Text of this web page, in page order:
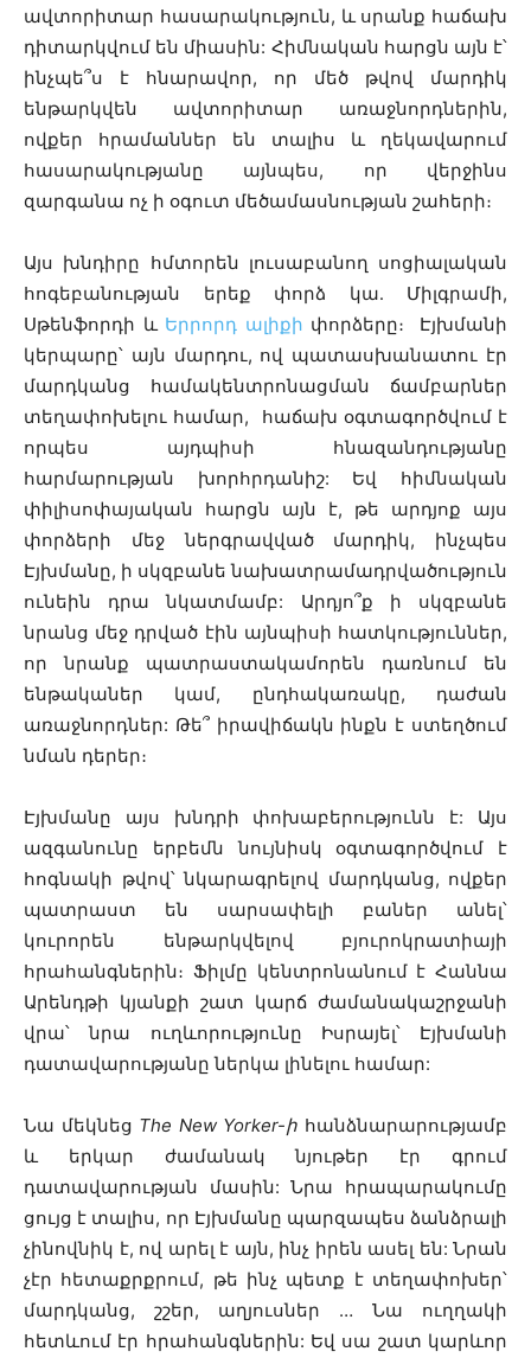
ավտորիտար հասարակություն, և սրանք հաճախ
դիտարկվում են միասին: Հիմնական հարցն այն է՝
ինչպե՞ս է հնարավոր, որ մեծ թվով մարդիկ
ենթարկվեն ավտորիտար առաջնորդներին,
ովքեր հրամաններ են տալիս և ղեկավարում
հասարակությանը այնպես, որ վերջինս
զարգանա ոչ ի օգուտ մեծամասնության շահերի։
Այս խնդիրը հմտորեն լուսաբանող սոցիալական
հոգեբանության երեք փորձ կա․ Միլգրամի,
Սթենֆորդի և Երրորդ ալիքի փորձերը։ Էյխմանի
կերպարը՝ այն մարդու, ով պատասխանատու էր
մարդկանց համակենտրոնացման ճամբարներ
տեղափոխելու համար, հաճախ օգտագործվում է
որպես այդպիսի հնազանդությանը
հարմարության խորհրդանիշ: Եվ հիմնական
փիլիսոփայական հարցն այն է, թե արդյոք այս
փորձերի մեջ ներգրավված մարդիկ, ինչպես
Էյխմանը, ի սկզբանե նախատրամադրվածություն
ունեին դրա նկատմամբ: Արդյո՞ք ի սկզբանե
նրանց մեջ դրված էին այնպիսի հատկություններ,
որ նրանք պատրաստակամորեն դառնում են
ենթականեր կամ, ընդհակառակը, դաժան
առաջնորդներ: Թե՞ իրավիճակն ինքն է ստեղծում
նման դերեր։
Էյխմանը այս խնդրի փոխաբերությունն է: Այս
ազգանունը երբեմն նույնիսկ օգտագործվում է
հոգնակի թվով՝ նկարագրելով մարդկանց, ովքեր
պատրաստ են սարսափելի բաներ անել՝
կուրորեն ենթարկվելով բյուրոկրատիայի
հրահանգներին։ Ֆիլմը կենտրոնանում է Հաննա
Արենդթի կյանքի շատ կարճ ժամանակաշրջանի
վրա՝ նրա ուղևորությունը Իսրայել՝ Էյխմանի
դատավարությանը ներկա լինելու համար:
Նա մեկնեց The New Yorker-ի հանձնարարությամբ
և երկար ժամանակ նյութեր էր գրում
դատավարության մասին: Նրա հրապարակումը
ցույց է տալիս, որ Էյխմանը պարզապես ձանձրալի
չինովնիկ է, ով արել է այն, ինչ իրեն ասել են: Նրան
չէր հետաքրքրում, թե ինչ պետք է տեղափոխեր՝
մարդկանց, շշեր, աղյուսներ … Նա ուղղակի
հետևում էր հրահանգներին: Եվ սա շատ կարևոր